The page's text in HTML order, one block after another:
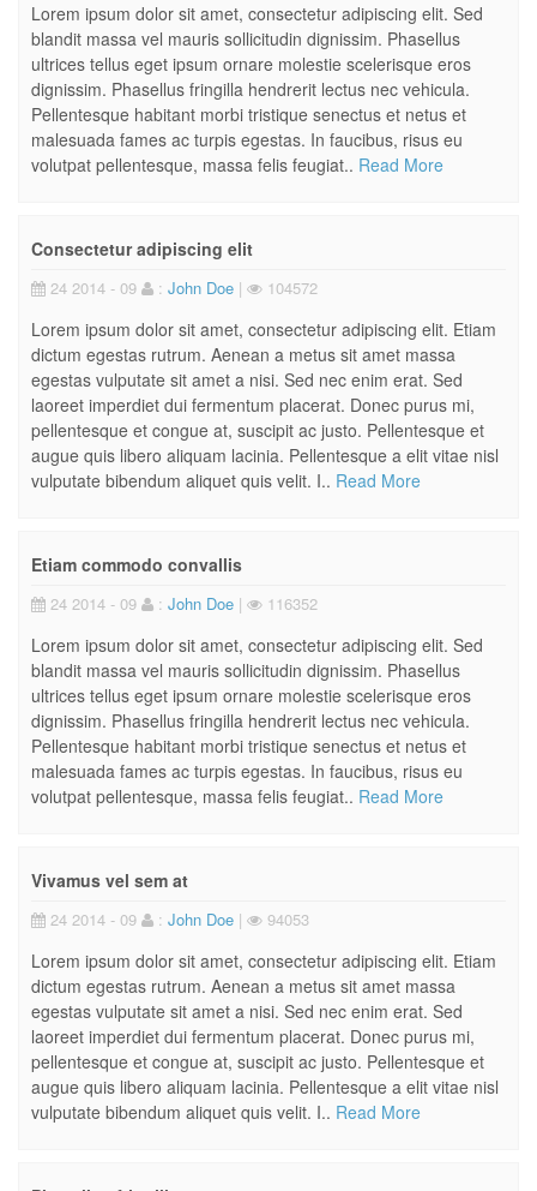
Lorem ipsum dolor sit amet, consectetur adipiscing elit. Sed
blandit massa vel mauris sollicitudin dignissim. Phasellus
ultrices tellus eget ipsum ornare molestie scelerisque eros
dignissim. Phasellus fringilla hendrerit lectus nec vehicula.
Pellentesque habitant morbi tristique senectus et netus et
malesuada fames ac turpis egestas. In faucibus, risus eu
volutpat pellentesque, massa felis feugiat.. Read More
Consectetur adipiscing elit
24 2014 - 09 : John Doe | 104572
Lorem ipsum dolor sit amet, consectetur adipiscing elit. Etiam
dictum egestas rutrum. Aenean a metus sit amet massa
egestas vulputate sit amet a nisi. Sed nec enim erat. Sed
laoreet imperdiet dui fermentum placerat. Donec purus mi,
pellentesque et congue at, suscipit ac justo. Pellentesque et
augue quis libero aliquam lacinia. Pellentesque a elit vitae nisl
vulputate bibendum aliquet quis velit. I.. Read More
Etiam commodo convallis
24 2014 - 09 : John Doe | 116352
Lorem ipsum dolor sit amet, consectetur adipiscing elit. Sed
blandit massa vel mauris sollicitudin dignissim. Phasellus
ultrices tellus eget ipsum ornare molestie scelerisque eros
dignissim. Phasellus fringilla hendrerit lectus nec vehicula.
Pellentesque habitant morbi tristique senectus et netus et
malesuada fames ac turpis egestas. In faucibus, risus eu
volutpat pellentesque, massa felis feugiat.. Read More
Vivamus vel sem at
24 2014 - 09 : John Doe | 94053
Lorem ipsum dolor sit amet, consectetur adipiscing elit. Etiam
dictum egestas rutrum. Aenean a metus sit amet massa
egestas vulputate sit amet a nisi. Sed nec enim erat. Sed
laoreet imperdiet dui fermentum placerat. Donec purus mi,
pellentesque et congue at, suscipit ac justo. Pellentesque et
augue quis libero aliquam lacinia. Pellentesque a elit vitae nisl
vulputate bibendum aliquet quis velit. I.. Read More